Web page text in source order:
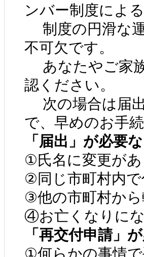
ンバー制度によ
制度の円滑な
不可欠です。
あなたやご家
認ください。
次の場合は届
で、早めのお手
「届出」が必要
①氏名に変更があ
②同じ市町村内
③他の市町村か
④お亡くなりに
「再交付申請」
①何らかの事情